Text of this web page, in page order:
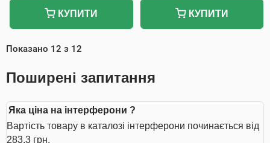
КУПИТИ КУПИТИ
Показано 12 з 12
Поширені запитання
Яка ціна на інтерферони ?
Вартість товару в каталозі інтерферони починається від
283.3 грн.